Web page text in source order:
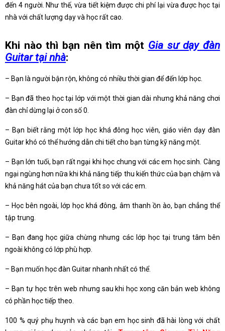
đến 4 người. Như thế, vừa tiết kiệm được chi phí lại vừa được học tại
nhà với chất lượng dạy và học rất cao.
Khi nào thì bạn nên tìm một Gia sư dạy đàn
Guitar tại nhà:
– Bạn là người bận rộn, không có nhiều thời gian để đến lớp học.
– Bạn đã theo học tại lớp với một thời gian dài nhưng khả năng chơi
đàn chỉ dừng lại ở con số 0.
– Bạn biết rằng một lớp học khá đông học viên, giáo viên dạy đàn
Guitar khó có thể hướng dẫn chi tiết cho bạn từng kỹ năng một.
– Bạn lớn tuổi, bạn rất ngại khi học chung với các em học sinh. Càng
ngại ngùng hơn nữa khi khả năng tiếp thu kiến thức của bạn chậm và
khả năng hát của bạn chưa tốt so với các em.
– Học bên ngoài, lớp học khá đông, âm thanh ồn ào, bạn chẳng thể
tập trung.
– Bạn đang học giữa chừng nhưng các lớp học tại trung tâm bên
ngoài không có lớp phù hợp.
– Bạn muốn học đàn Guitar nhanh nhất có thể.
– Bạn tự học trên web nhưng sau khi học xong căn bản web không
có phần học tiếp theo.
100 % quý phụ huynh và các bạn em học sinh đã hài lòng với chất